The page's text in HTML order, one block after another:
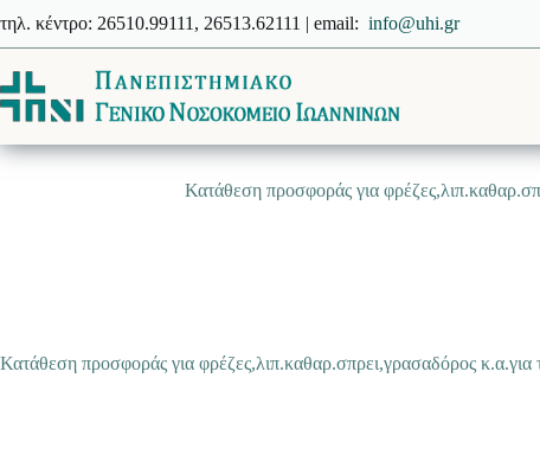
στο
περιεχόμενο
τηλ. κέντρο: 26510.99111, 26513.62111 | email: info@uhi.gr
Κατάθεση προσφοράς για
Κατάθεση προσφοράς για φρέζες,λιπ.καθαρ.σπρει,γρασαδόρος